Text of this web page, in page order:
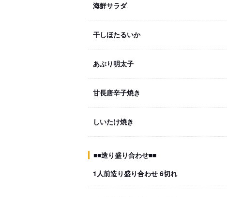
海鮮サラダ
干しほたるいか
あぶり明太子
甘長唐辛子焼き
しいたけ焼き
■■造り盛り合わせ■■
1人前造り盛り合わせ 6切れ